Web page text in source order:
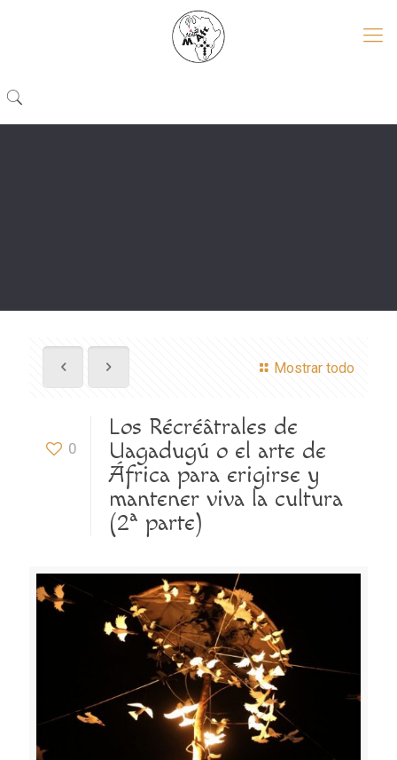
Mostrar todo
0
Los Récréâtrales de
Uagadugú o el arte de
África para erigirse y
mantener viva la cultura
(2ª parte)